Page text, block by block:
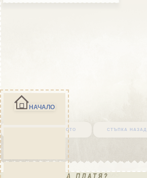
върни се в началото стъпка назад
НАЧАЛО